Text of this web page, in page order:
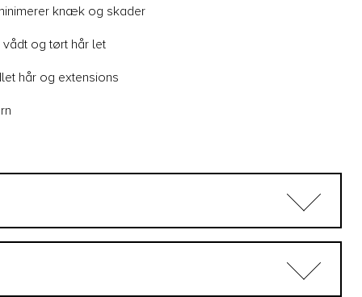
knæk og skader
og tørt hår let
hår og extensions